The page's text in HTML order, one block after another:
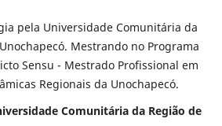
pela Universidade Comunitária da
Mestrando no Programa
Sensu - Mestrado Profissional em
Regionais da Unochapecó.
Comunitária da Região de